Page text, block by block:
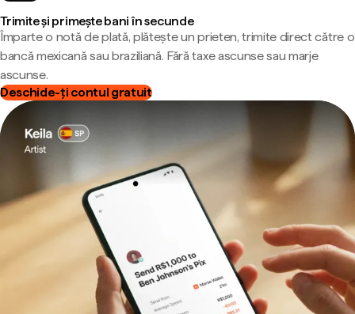
Trimite și primește bani în secunde
Împarte o notă de plată, plătește un prieten, trimite direct către o
bancă mexicană sau braziliană. Fără taxe ascunse sau marje
ascunse.
Deschide-ți contul gratuit